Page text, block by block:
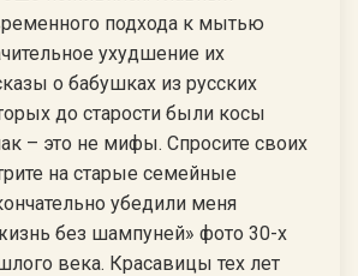
подхода к мытью
ухудшение их
о бабушках из русских
до старости были косы
– это не мифы. Спросите своих
на старые семейные
убедили меня
без шампуней» фото 30-х
века. Красавицы тех лет